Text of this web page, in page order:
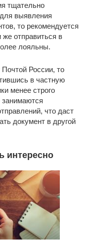
тщательно
выявления
то рекомендуется
же отправиться в
лояльны.
Почтой России, то
в частную
менее строго
что даст
документ в другой
интересно